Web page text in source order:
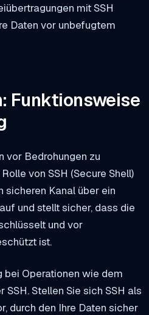
mit SSH
Daten vor unbefugtem
Funktionsweise
vor Bedrohungen zu
von SSH (Secure Shell)
sicheren Kanal über ein
und stellt sicher, dass die
und vor
ist.
bei Operationen wie dem
SSH. Stellen Sie sich SSH als
durch den Ihre Daten sicher